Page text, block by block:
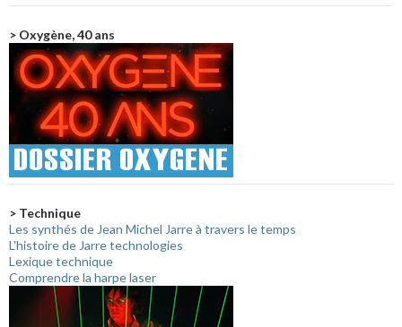
> Oxygène, 40 ans
> Technique
Les synthés de Jean Michel Jarre à travers le temps
L'histoire de Jarre technologies
Lexique technique
Comprendre la harpe laser